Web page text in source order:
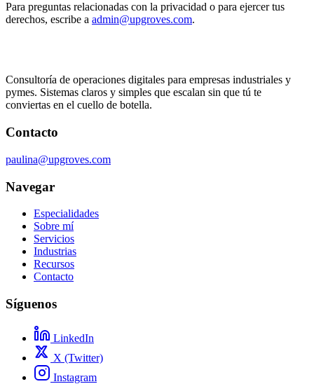
Para preguntas relacionadas con la privacidad o para ejercer tus
derechos, escribe a admin@upgroves.com.
Consultoría de operaciones digitales para empresas industriales y
pymes. Sistemas claros y simples que escalan sin que tú te
conviertas en el cuello de botella.
Contacto
paulina@upgroves.com
Navegar
Especialidades
Sobre mí
Servicios
Industrias
Recursos
Contacto
Síguenos
LinkedIn
X (Twitter)
Instagram